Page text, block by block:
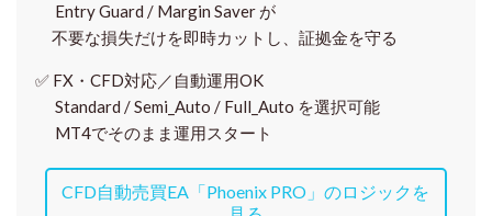
Entry Guard / Margin Saver が
不要な損失だけを即時カットし、証拠金を守る
✅ FX・CFD対応／自動運用OK
Standard / Semi_Auto / Full_Auto を選択可能
MT4でそのまま運用スタート
CFD自動売買EA「Phoenix PRO」のロジックを